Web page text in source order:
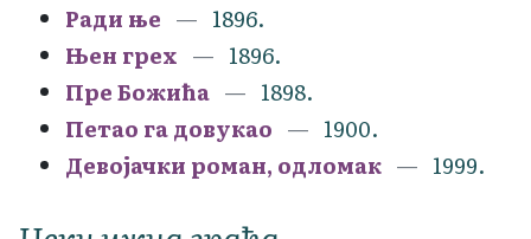
Ради ње
1896.
Њен грех
1896.
Пре Божића
1898.
Петао га довукао
1900.
Девојачки роман, одломак
1999.